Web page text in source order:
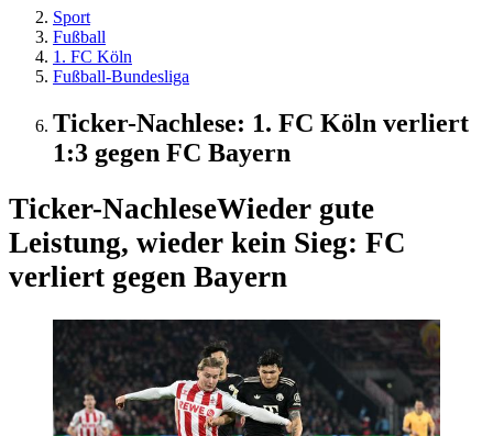
Sport
Fußball
1. FC Köln
Fußball-Bundesliga
Ticker-Nachlese: 1. FC Köln verliert
1:3 gegen FC Bayern
Ticker-NachleseWieder gute
Leistung, wieder kein Sieg: FC
verliert gegen Bayern